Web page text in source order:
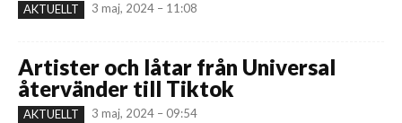
AKTUELLT 3 maj, 2024 – 11:08
Artister och låtar från Universal
återvänder till Tiktok
AKTUELLT 3 maj, 2024 – 09:54